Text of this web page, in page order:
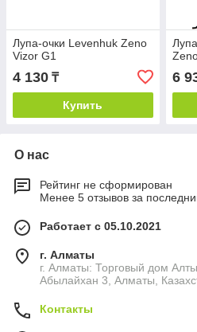
Лупа-очки Levenhuk Zeno
Vizor G1
4 130 ₸
Купить
6
О нас
Рейтинг не сформирован
Менее 5 отзывов за
Работает с 05.10.2021
г. Алматы
г. Алматы: Торговый дом
Абылайхан 3, Алматы,
Контакты